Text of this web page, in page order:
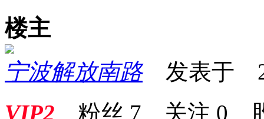
楼主
宁波解放南路发表于
VIP2 粉丝 7 关注 0